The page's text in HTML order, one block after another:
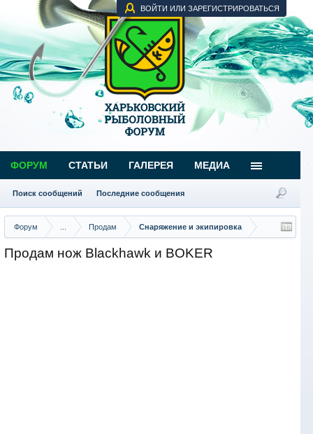
ВОЙТИ ИЛИ ЗАРЕГИСТРИРОВАТЬСЯ
Форум Продам Снаряжение и экипировка
Продам нож Blackhawk и BOKER
ФОРУМ
Поиск сообщений Последние сообщения
СТАТЬИ ГАЛЕРЕЯ МЕДИА